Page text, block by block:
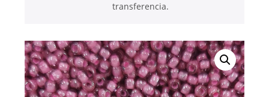
26
NOVIEMBRE
2017
QUE PIEDRAS
SE USAN PARA
26
NOVIEMBRE
2017
QUE ES LA
MOSTACILLA?
26
NOVIEMBRE
2017
NUESTROS
CURSOS
transferencia.